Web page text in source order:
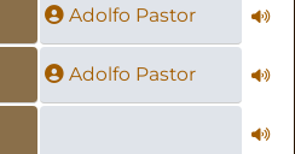
Adolfo Pastor
Adolfo Pastor